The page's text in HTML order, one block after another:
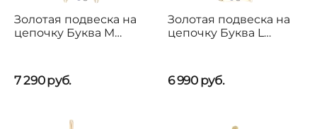
Золотая подвеска на
цепочку Буква M
7 290руб.
Золотая подвеска на
цепочку Буква L
6 990 руб.